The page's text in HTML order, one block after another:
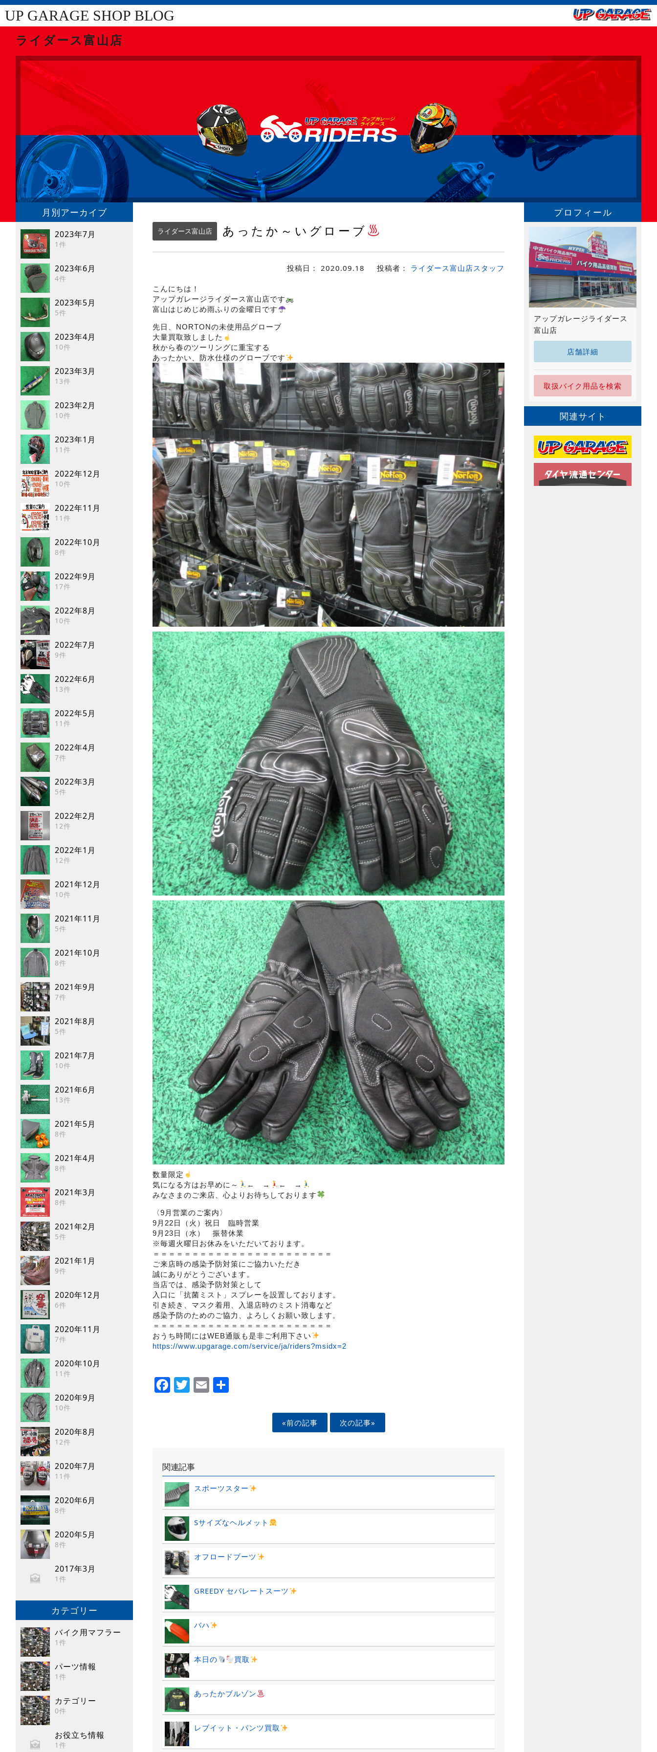
UP GARAGE SHOP BLOG
ライダース富山店
月別アーカイブ
2023年7月
1件
2023年6月
4件
2023年5月
5件
2023年4月
10件
2023年3月
13件
2023年2月
10件
2023年1月
11件
2022年12月
10件
2022年11月
11件
2022年10月
8件
2022年9月
17件
2022年8月
10件
2022年7月
9件
2022年6月
13件
2022年5月
11件
2022年4月
7件
2022年3月
5件
2022年2月
12件
2022年1月
12件
2021年12月
10件
2021年11月
5件
2021年10月
8件
2021年9月
7件
2021年8月
5件
2021年7月
10件
2021年6月
13件
2021年5月
8件
2021年4月
8件
2021年3月
8件
2021年2月
5件
2021年1月
9件
2020年12月
6件
2020年11月
7件
2020年10月
11件
2020年9月
10件
2020年8月
12件
2020年7月
11件
2020年6月
8件
2020年5月
8件
2017年3月
1件
カテゴリー
バイク用マフラー
1件
パーツ情報
1件
カテゴリー
0件
お役立ち情報
1件
ライダース富山店 あったか～いグローブ
投稿日： 2020.09.18 投稿者： ライダース富山店スタッフ
こんにちは！
アップガレージライダース富山店です
富山はじめじめ雨ふりの金曜日です
先日、NORTONの未使用品グローブ
大量買取致しました
秋から春のツーリングに重宝する
あったかい、防水仕様のグローブです
数量限定
気になる方はお早めに～
← →
← →
みなさまのご来店、心よりお待ちしております
〈9月営業のご案内〉
9月22日（火）祝日 臨時営業
9月23日（水） 振替休業
※毎週火曜日お休みをいただいております。
＝＝＝＝＝＝＝＝＝＝＝＝＝＝＝＝＝＝＝＝＝＝＝
ご来店時の感染予防対策にご協力いただき
誠にありがとうございます。
当店では、感染予防対策として
入口に「抗菌ミスト」スプレーを設置しております。
引き続き、マスク着用、入退店時のミスト消毒など
感染予防のためのご協力、よろしくお願い致します。
＝＝＝＝＝＝＝＝＝＝＝＝＝＝＝＝＝＝＝＝＝＝＝
おうち時間にはWEB通販も是非ご利用下さい
https://www.upgarage.com/service/ja/riders?msidx=2
Facebook
Twitter
Email
«前の記事 次の記事»
関連記事
スポーツスター
Sサイズなヘルメット
オフロードブーツ
GREEDY セパレートスーツ
バハ
本日の 買取
あったかブルゾン
レブイット・パンツ買取
プロフィール
アップガレージライダース
富山店
店舗詳細
取扱バイク用品を検索
関連サイト